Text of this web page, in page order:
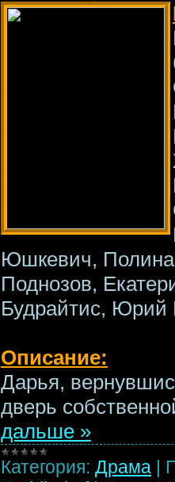
Юшкевич,
Поднозов,
Будрайтис, Юрий
Описание:
Дарья,
дверь
дальше »
Категория: Драма |